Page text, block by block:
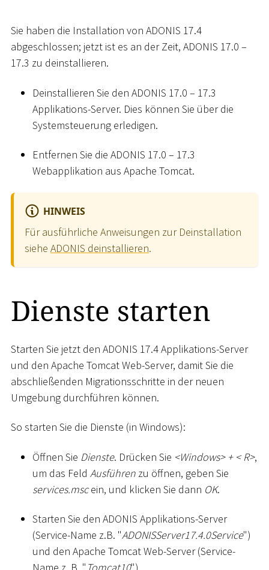
Sie haben die Installation von ADONIS 17.4
abgeschlossen; jetzt ist es an der Zeit, ADONIS 17.0 –
17.3 zu deinstallieren.
Deinstallieren Sie den ADONIS 17.0 – 17.3
Applikations-Server. Dies können Sie über die
Systemsteuerung erledigen.
Entfernen Sie die ADONIS 17.0 – 17.3
Webapplikation aus Apache Tomcat.
HINWEIS
Für ausführliche Anweisungen zur Deinstallation
siehe ADONIS deinstallieren.
Dienste starten
Starten Sie jetzt den ADONIS 17.4 Applikations-Server
und den Apache Tomcat Web-Server, damit Sie die
abschließenden Migrationsschritte in der neuen
Umgebung durchführen können.
So starten Sie die Dienste (in Windows):
Öffnen Sie Dienste. Drücken Sie <Windows>+ <R>,
um das Feld Ausführen zu öffnen, geben Sie
services.mscein, und klicken Sie dann OK.
Starten Sie den ADONIS Applikations-Server
(Service-Name z.B. "ADONISServer17.4.0Service")
und den Apache Tomcat Web-Server (Service-